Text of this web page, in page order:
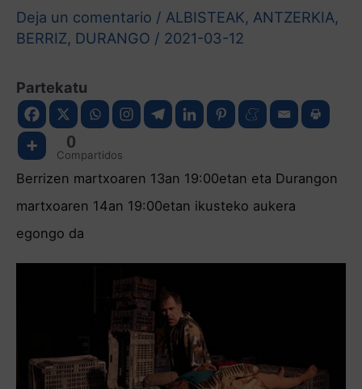
Deja un comentario / ALBISTEAK, ANTZERKIA,
BERRIZ, DURANGO / 2021-03-12
Partekatu
0
Compartidos
Berrizen martxoaren 13an 19:00etan eta Durangon
martxoaren 14an 19:00etan ikusteko aukera
egongo da